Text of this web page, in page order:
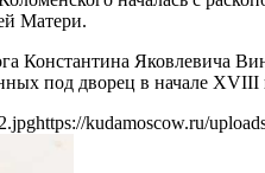
Матери.
Константина Яковлевича
под дворец в начале XVIII
https://kudamoscow.ru/